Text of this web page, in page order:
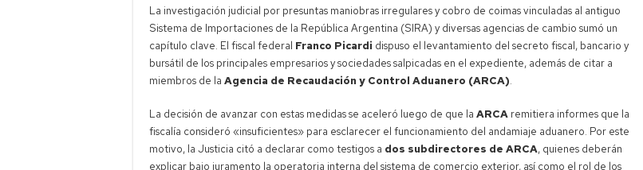
La investigación judicial por presuntas maniobras irregulares y cobro de coimas vinculadas al antiguo
Sistema de Importaciones de la República Argentina (SIRA) y diversas agencias de cambio sumó un
capítulo clave. El fiscal federal Franco Picardi dispuso el levantamiento del secreto fiscal, bancario y
bursátil de los principales empresarios y sociedades salpicadas en el expediente, además de citar a
miembros de la Agencia de Recaudación y Control Aduanero (ARCA).
La decisión de avanzar con estas medidas se aceleró luego de que la ARCA remitiera informes que la
fiscalía consideró «insuficientes» para esclarecer el funcionamiento del andamiaje aduanero. Por este
motivo, la Justicia citó a declarar como testigos a dos subdirectores de ARCA, quienes deberán
explicar bajo juramento la operatoria interna del sistema de comercio exterior, así como el rol de los